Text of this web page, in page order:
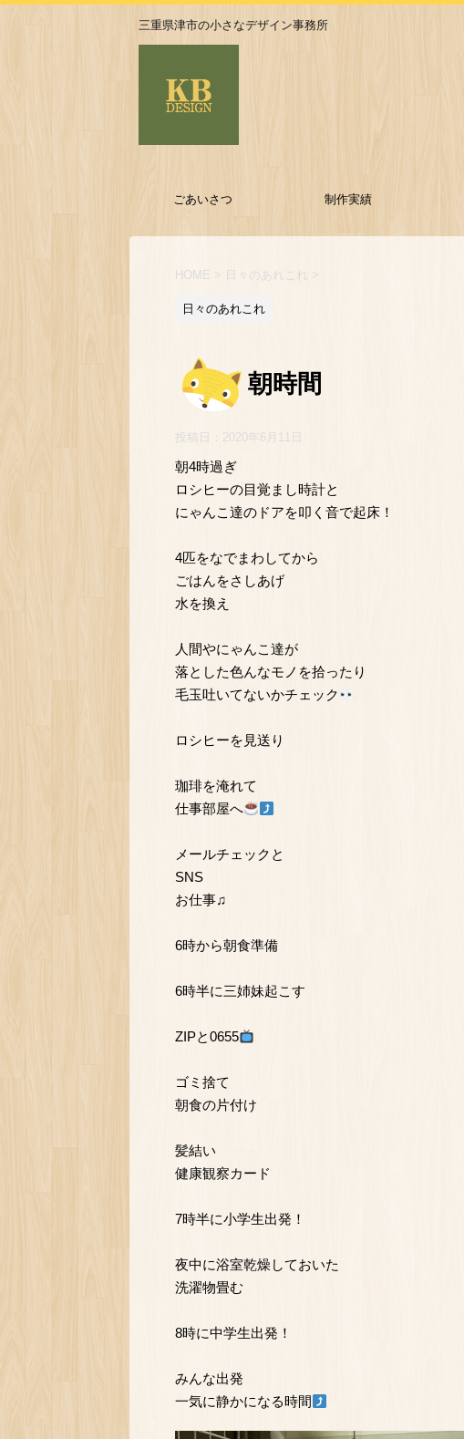
三重県津市の小さなデザイン事務所
ごあいさつ 制作実績
HOME > 日々のあれこれ >
日々のあれこれ
朝時間
投稿日： 2020年6月11日
朝4時過ぎ
ロシヒーの目覚まし時計と
にゃんこ達のドアを叩く音で起床！
4匹をなでまわしてから
ごはんをさしあげ
水を換え
人間やにゃんこ達が
落とした色んなモノを拾ったり
毛玉吐いてないかチェック
ロシヒーを見送り
珈琲を淹れて
仕事部屋へ
メールチェックと
SNS
お仕事♫
6時から朝食準備
6時半に三姉妹起こす
ZIPと0655
ゴミ捨て
朝食の片付け
髪結い
健康観察カード
7時半に小学生出発！
夜中に浴室乾燥しておいた
洗濯物畳む
8時に中学生出発！
みんな出発
一気に静かになる時間